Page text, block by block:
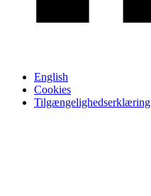
English
Cookies
Tilgængelighedserklæring